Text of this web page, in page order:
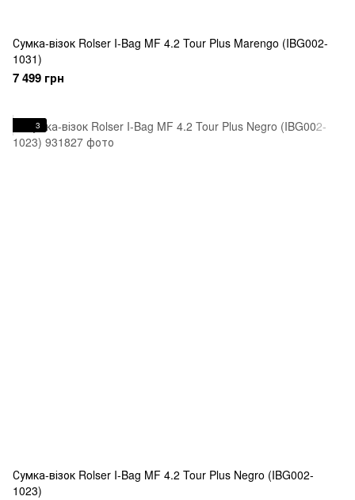
Сумка-візок Rolser I-Bag MF 4.2 Tour Plus Marengo (IBG002-
1031)
7 499 грн
3
Сумка-візок Rolser I-Bag MF 4.2 Tour Plus Negro (IBG002-
1023)